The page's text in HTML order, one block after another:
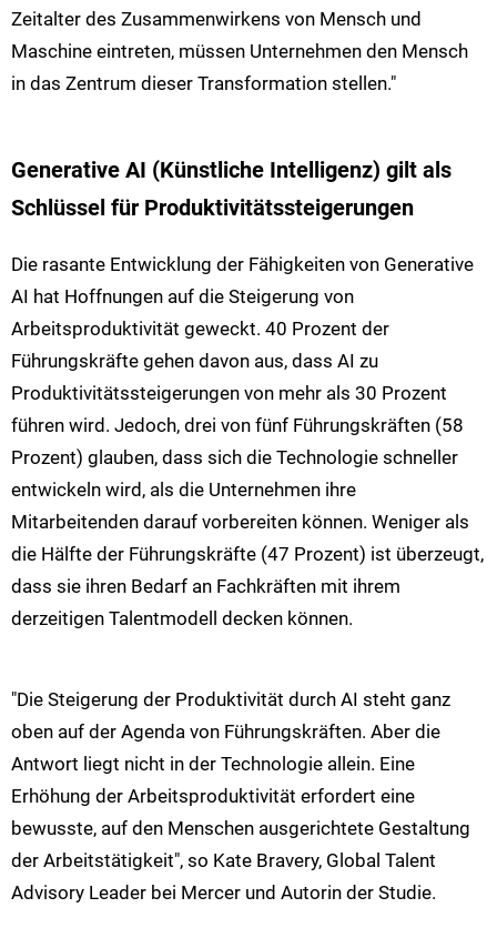
Zeitalter des Zusammenwirkens von Mensch und
Maschine eintreten, müssen Unternehmen den Mensch
in das Zentrum dieser Transformation stellen."
Generative AI (Künstliche Intelligenz) gilt als
Schlüssel für Produktivitätssteigerungen
Die rasante Entwicklung der Fähigkeiten von Generative
AI hat Hoffnungen auf die Steigerung von
Arbeitsproduktivität geweckt. 40 Prozent der
Führungskräfte gehen davon aus, dass AI zu
Produktivitätssteigerungen von mehr als 30 Prozent
führen wird. Jedoch, drei von fünf Führungskräften (58
Prozent) glauben, dass sich die Technologie schneller
entwickeln wird, als die Unternehmen ihre
Mitarbeitenden darauf vorbereiten können. Weniger als
die Hälfte der Führungskräfte (47 Prozent) ist überzeugt,
dass sie ihren Bedarf an Fachkräften mit ihrem
derzeitigen Talentmodell decken können.
"Die Steigerung der Produktivität durch AI steht ganz
oben auf der Agenda von Führungskräften. Aber die
Antwort liegt nicht in der Technologie allein. Eine
Erhöhung der Arbeitsproduktivität erfordert eine
bewusste, auf den Menschen ausgerichtete Gestaltung
der Arbeitstätigkeit", so Kate Bravery, Global Talent
Advisory Leader bei Mercer und Autorin der Studie.